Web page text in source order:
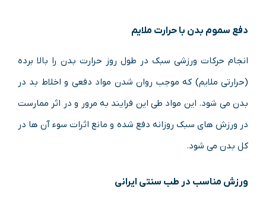
دفع سموم بدن با حرارت ملایم
انجام حرکات ورزشی سبک در طول روز حرارت بدن را بالا برده
(حرارتی ملایم) که موجب روان شدن مواد دفعی و اخلاط بد در
بدن می شود. این مواد طی این فرایند به مرور و در اثر ممارست
در ورزش های سبک روزانه دفع شده و مانع اثرات سوء آن ها در
کل بدن می شود.
ورزش مناسب در طب سنتی ایرانی